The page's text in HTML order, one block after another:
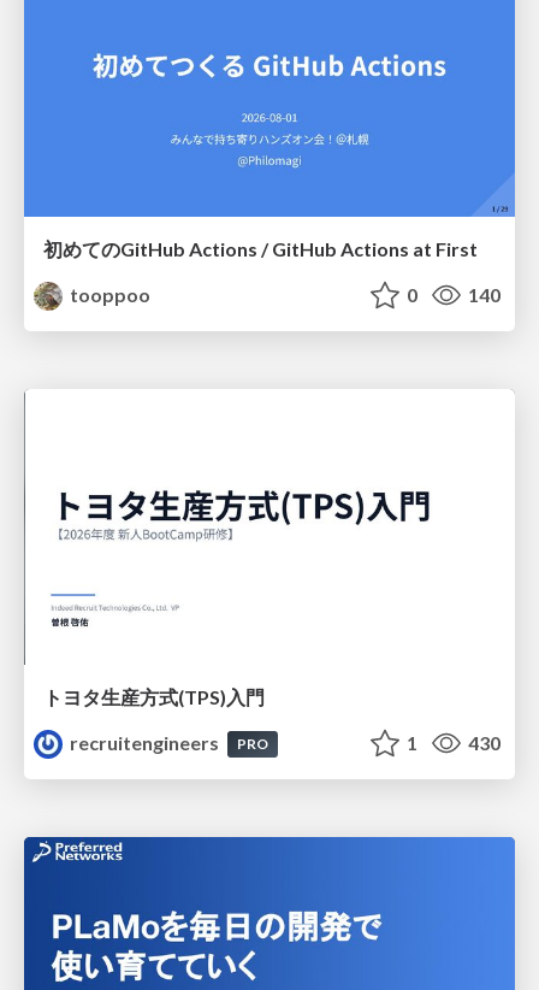
初めてのGitHub Actions / GitHub Actions at First
tooppoo
0 140
トヨタ⽣産⽅式(TPS)⼊⾨
recruitengineers
PRO 1 430